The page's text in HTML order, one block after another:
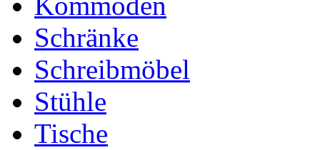
Schränke
Schreibmöbel
Stühle
Tische